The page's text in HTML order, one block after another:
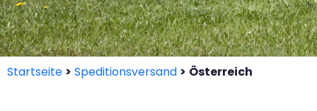
Startseite > Speditionsversand > Österreich